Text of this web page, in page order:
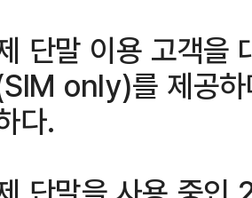
단말 이용 고객을
only)를 제공
다.